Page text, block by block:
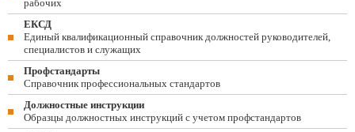
рабочих
ЕКСД
Единый квалификационный справочник должностей руководителей,
специалистов и служащих
Профстандарты
Справочник профессиональных стандартов
Должностные инструкции
Образцы должностных инструкций с учетом профстандартов